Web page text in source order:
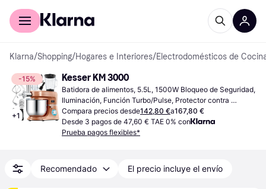
Comprar con Klarna
Klarna/Shopping/Hogares e Interiores/Electrodomésticos de
-15%
+1
Kesser KM 3000
Batidora de alimentos, 5.5L, 1500W Bloqueo de Seguridad,
Iluminación, Función Turbo/Pulse, Protector contra
Salpicaduras, Pantalla
Compara precios desde142,80 €a167,80 €
Desde 3 pagos de 47,60 € TAE 0% con
Prueba pagos flexibles*
Recomendado El precio incluye el envío